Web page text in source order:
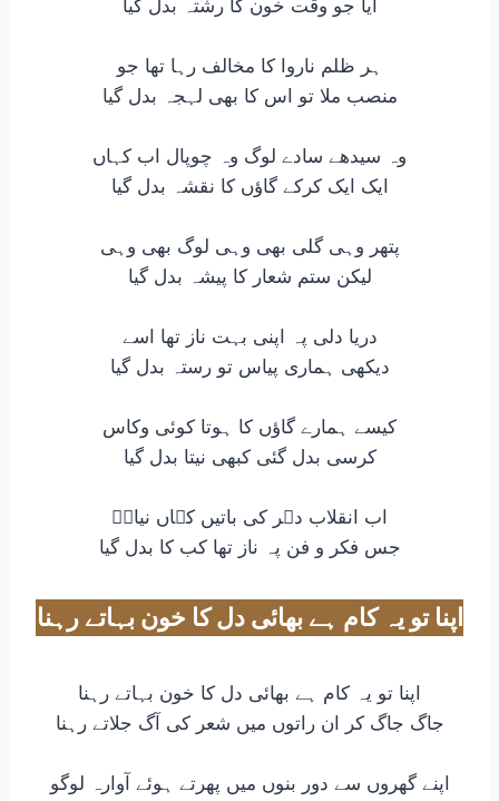
آیا جو وقت خون کا رشتہ بدل گیا
ہر ظلم ناروا کا مخالف رہا تھا جو
منصب ملا تو اس کا بھی لہجہ بدل گیا
وہ سیدھے سادے لوگ وہ چوپال اب کہاں
ایک ایک کرکے گاؤں کا نقشہ بدل گیا
پتھر وہی گلی بھی وہی لوگ بھی وہی
لیکن ستم شعار کا پیشہ بدل گیا
دریا دلی پہ اپنی بہت ناز تھا اسے
دیکھی ہماری پیاس تو رستہ بدل گیا
کیسے ہمارے گاؤں کا ہوتا کوئی وکاس
کرسی بدل گئی کبھی نیتا بدل گیا
اب انقلاب دہر کی باتیں کہاں نیازؔ
جس فکر و فن پہ ناز تھا کب کا بدل گیا
اپنا تو یہ کام ہے بھائی دل کا خون بہاتے رہنا
اپنا تو یہ کام ہے بھائی دل کا خون بہاتے رہنا
جاگ جاگ کر ان راتوں میں شعر کی آگ جلاتے رہنا
اپنے گھروں سے دور بنوں میں پھرتے ہوئے آوارہ لوگو